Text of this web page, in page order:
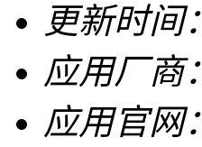
更新时间：
应用厂商：
应用官网：